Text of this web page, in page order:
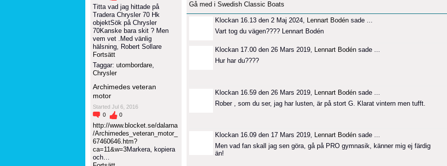
Titta vad jag hittade på
Tradera Chrysler 70 Hk
objektSök på Chrysler
70Kanske bara skit ? Men
vem vet .Med vänlig
hälsning, Robert Sollare
Fortsätt
Taggar: utombordare,
Chrysler
Archimedes veteran
motor
Started Jul 6, 2016
0
0
http://www.blocket.se/dalarna
/Archimedes_veteran_motor_
67460646.htm?
ca=11&w=3Markera, kopiera
och…
Gå med i Swedish Classic Boats
Klockan 16.13 den 2 Maj 2024, Lennart Bodén sade ...
Vart tog du vägen???? Lennart Bodén
Klockan 17.00 den 26 Mars 2019, Lennart Bodén sade ...
Hur har du????
Klockan 16.59 den 26 Mars 2019, Lennart Bodén sade ...
Rober , som du ser, jag har lusten, är på stort G. Klarat vintern men tufft.
Klockan 16.09 den 17 Mars 2019, Lennart Bodén sade ...
Men vad fan skall jag sen göra, gå på PRO gymnasik, känner mig ej färdig
än!